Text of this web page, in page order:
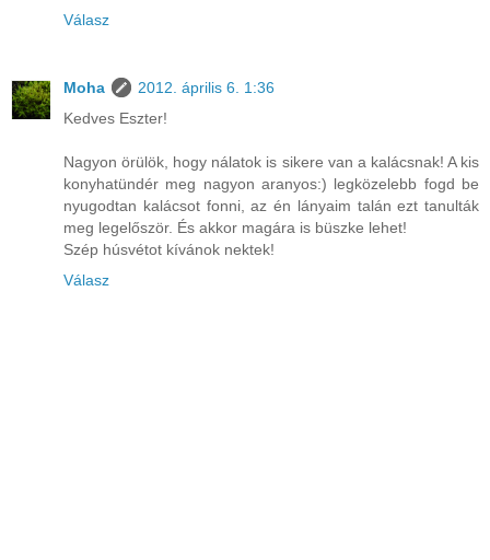
Válasz
Moha
2012. április 6. 1:36
Kedves Eszter!
Nagyon örülök, hogy nálatok is sikere van a kalácsnak! A kis
konyhatündér meg nagyon aranyos:) legközelebb fogd be
nyugodtan kalácsot fonni, az én lányaim talán ezt tanulták
meg legelőször. És akkor magára is büszke lehet!
Szép húsvétot kívánok nektek!
Válasz